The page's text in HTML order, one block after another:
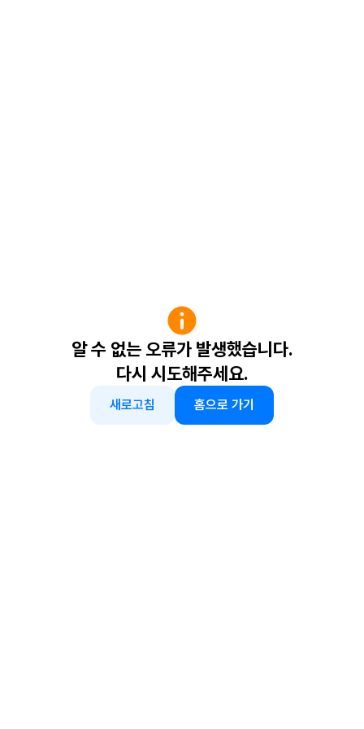
알 수 없는 오류가 발생했습니다.
다시 시도해주세요.
새로고침 홈으로 가기